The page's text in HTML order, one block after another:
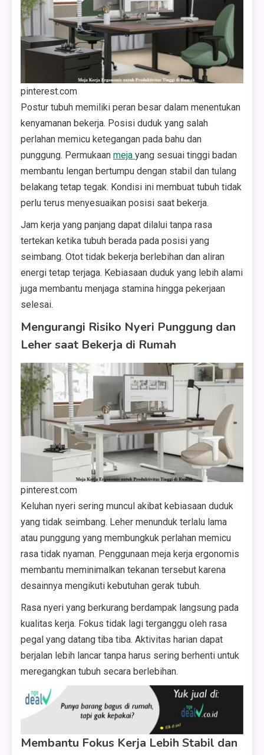
pinterest.com
Postur tubuh memiliki peran besar dalam menentukan
kenyamanan bekerja. Posisi duduk yang salah
perlahan memicu ketegangan pada bahu dan
punggung. Permukaan meja yang sesuai tinggi badan
membantu lengan bertumpu dengan stabil dan tulang
belakang tetap tegak. Kondisi ini membuat tubuh tidak
perlu terus menyesuaikan posisi saat bekerja.
Jam kerja yang panjang dapat dilalui tanpa rasa
tertekan ketika tubuh berada pada posisi yang
seimbang. Otot tidak bekerja berlebihan dan aliran
energi tetap terjaga. Kebiasaan duduk yang lebih alami
juga membantu menjaga stamina hingga pekerjaan
selesai.
Mengurangi Risiko Nyeri Punggung dan
Leher saat Bekerja di Rumah
pinterest.com
Keluhan nyeri sering muncul akibat kebiasaan duduk
yang tidak seimbang. Leher menunduk terlalu lama
atau punggung yang membungkuk perlahan memicu
rasa tidak nyaman. Penggunaan meja kerja ergonomis
membantu meminimalkan tekanan tersebut karena
desainnya mengikuti kebutuhan gerak tubuh.
Rasa nyeri yang berkurang berdampak langsung pada
kualitas kerja. Fokus tidak lagi terganggu oleh rasa
pegal yang datang tiba tiba. Aktivitas harian dapat
berjalan lebih lancar tanpa harus sering berhenti untuk
meregangkan tubuh secara berlebihan.
Membantu Fokus Kerja Lebih Stabil dan